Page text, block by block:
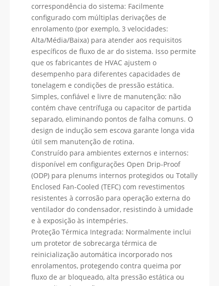
correspondência do sistema: Facilmente
configurado com múltiplas derivações de
enrolamento (por exemplo, 3 velocidades:
Alta/Média/Baixa) para atender aos requisitos
específicos de fluxo de ar do sistema. Isso permite
que os fabricantes de HVAC ajustem o
desempenho para diferentes capacidades de
tonelagem e condições de pressão estática.
Simples, confiável e livre de manutenção: não
contém chave centrífuga ou capacitor de partida
separado, eliminando pontos de falha comuns. O
design de indução sem escova garante longa vida
útil sem manutenção de rotina.
Construído para ambientes externos e internos:
disponível em configurações Open Drip-Proof
(ODP) para plenums internos protegidos ou Totally
Enclosed Fan-Cooled (TEFC) com revestimentos
resistentes à corrosão para operação externa do
ventilador do condensador, resistindo à umidade
e à exposição às intempéries.
Proteção Térmica Integrada: Normalmente inclui
um protetor de sobrecarga térmica de
reinicialização automática incorporado nos
enrolamentos, protegendo contra queima por
fluxo de ar bloqueado, alta pressão estática ou